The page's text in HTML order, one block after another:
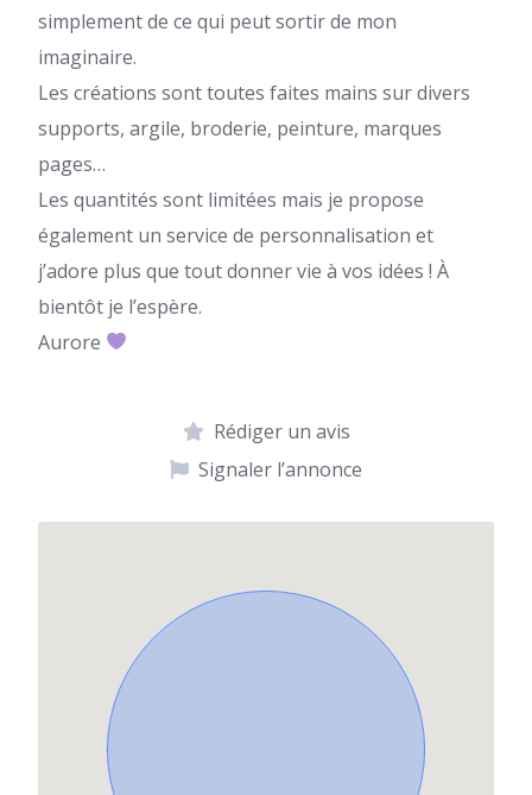
simplement de ce qui peut sortir de mon
imaginaire.
Les créations sont toutes faites mains sur divers
supports, argile, broderie, peinture, marques
pages…
Les quantités sont limitées mais je propose
également un service de personnalisation et
j’adore plus que tout donner vie à vos idées ! À
bientôt je l’espère.
Aurore
Rédiger un avis
Signaler l’annonce